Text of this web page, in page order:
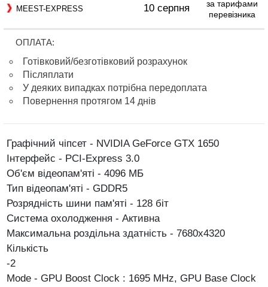
MEEST-EXPRESS 10 серпня
за тарифами
перевізника
ОПЛАТА:
Готівковий/безготівковий розрахунок
Післяплати
У деяких випадках потрібна передоплата
Повернення протягом 14 днів
Графічний чіпсет - NVIDIA GeForce GTX 1650
Інтерфейс - PCI-Express 3.0
Об'єм відеопам'яті - 4096 МБ
Тип відеопам'яті - GDDR5
Розрядність шини пам'яті - 128 біт
Система охолодження - Активна
Максимальна роздільна здатність - 7680x4320
Кількість
-2
Mode - GPU Boost Clock : 1695 MHz, GPU Base Clock